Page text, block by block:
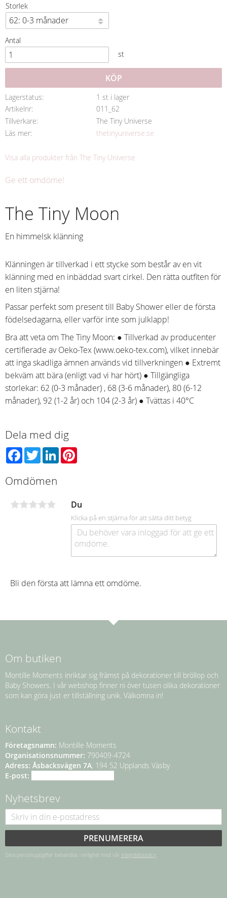
Storlek
Antal
st
KÖP
Lagerstatus
1 st i lager
Artikelnr
011_62
Tillverkare
The Tiny Universe
Läs mer
thetinyuniverse.se
Visa alla produkter från The Tiny Universe
Ge ett omdöme!
The Tiny Moon
En himmelsk klänning
Klänningen är tillverkad i ett stycke som består av en vit
klänning med en inbäddad svart cirkel. Den rätta outfiten för
en liten stjärna!
Passar perfekt som present till Baby Shower eller de första
födelsedagarna, eller varför inte som julklapp!
Bra att veta om The Tiny Moon: ● Tillverkad av producenter
certifierade av Oeko-Tex (www.oeko-tex.com), vilket innebär
att inga skadliga ämnen används vid tillverkningen ● Extremt
bekväm att bära (enligt vad vi har hört) ● Tillgängliga
storlekar: 62 (0-3 månader) , 68 (3-6 månader), 80 (6-12
månader), 92 (1-2 år) och 104 (2-3 år) ● Tvättas i 40°C
Dela med dig
Facebook
TwitterLinkedIn
Omdömen
Du
Klicka på en stjärna för att sätta ditt betyg
Bli den första att lämna ett omdöme.
Om butiken
Montille Moments inriktar sig främst på dekorationer till bröllop och
Baby Showers. I vår webshop finner ni över tusen olika dekorationer
som kan göra just er tillställning unik. Välkomna in!
Kontakt
Företagsnamn: Montille Moments
Organisationsnummer: 790409-4724
Adress: Åsbacksvägen 7A, 194 52 Upplands Väsby
E-post:
Nyhetsbrev
PRENUMERERA
Dina personuppgifter behandlas i enlighet med vår integritetspolicy